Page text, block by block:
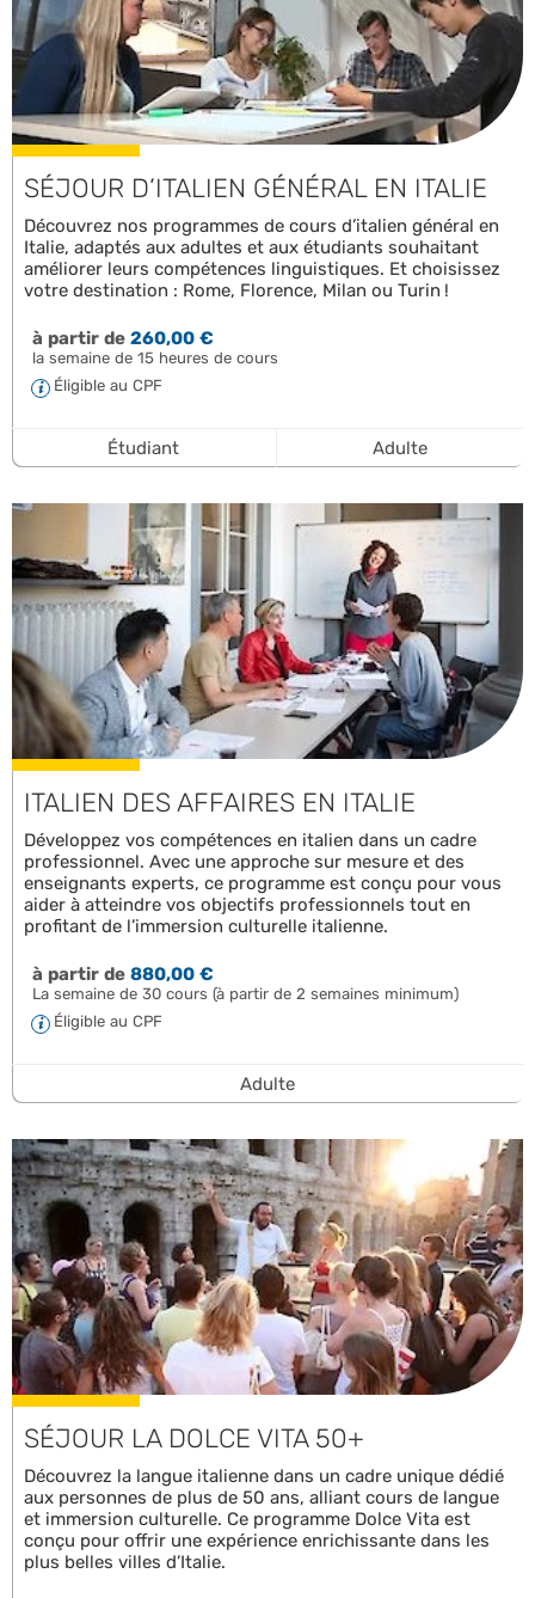
SÉJOUR D’ITALIEN GÉNÉRAL EN ITALIE
Découvrez nos programmes de cours d’italien général en
Italie, adaptés aux adultes et aux étudiants souhaitant
améliorer leurs compétences linguistiques. Et choisissez
votre destination : Rome, Florence, Milan ou Turin !
à partir de260,00 €
la semaine de 15 heures de cours
Éligible au CPF
Étudiant Adulte
ITALIEN DES AFFAIRES EN ITALIE
Développez vos compétences en italien dans un cadre
professionnel. Avec une approche sur mesure et des
enseignants experts, ce programme est conçu pour vous
aider à atteindre vos objectifs professionnels tout en
profitant de l’immersion culturelle italienne.
à partir de880,00 €
La semaine de 30 cours (à partir de 2 semaines minimum)
Éligible au CPF
Adulte
SÉJOUR LA DOLCE VITA 50+
Découvrez la langue italienne dans un cadre unique dédié
aux personnes de plus de 50 ans, alliant cours de langue
et immersion culturelle. Ce programme Dolce Vita est
conçu pour offrir une expérience enrichissante dans les
plus belles villes d’Italie.